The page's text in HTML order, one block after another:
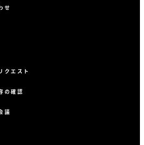
せ
クエスト
の確認
議